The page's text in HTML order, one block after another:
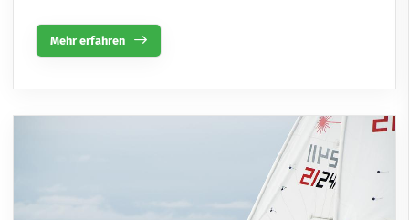
Mehr erfahren